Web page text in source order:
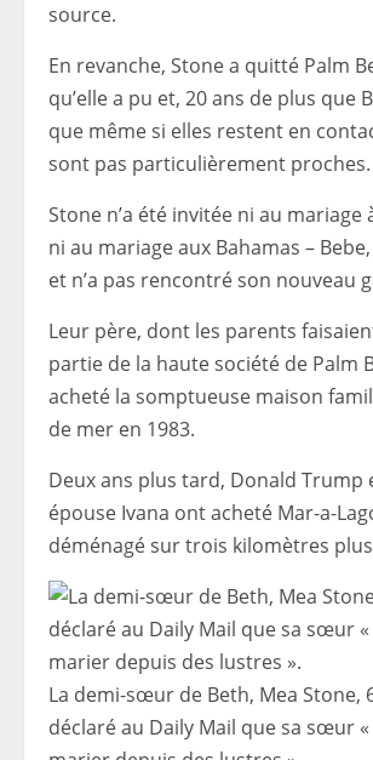
source.
En revanche, Stone a quitté Palm
qu’elle a pu et, 20 ans de plus que
que même si elles restent en
sont pas particulièrement proches.
Stone n’a été invitée ni au mariage
ni au mariage aux Bahamas –
et n’a pas rencontré son nouveau
Leur père, dont les parents
partie de la haute société de Palm
acheté la somptueuse maison
de mer en 1983.
Deux ans plus tard, Donald Trump
épouse Ivana ont acheté Mar-a-
déménagé sur trois kilomètres
La demi-sœur de Beth, Mea Stone,
déclaré au Daily Mail que sa sœur